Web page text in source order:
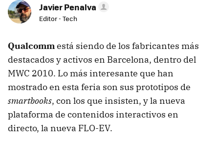
Javier Penalva
Editor - Tech
Qualcommestá siendo de los fabricantes más
destacados y activos en Barcelona, dentro del
MWC 2010. Lo más interesante que han
mostrado en esta feria son sus prototipos de
smartbooks, con los que insisten, y la nueva
plataforma de contenidos interactivos en
directo, la nueva FLO-EV.